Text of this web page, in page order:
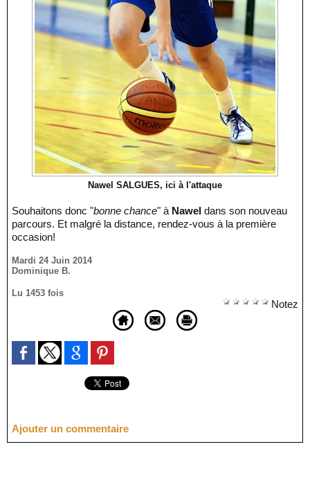
Nawel SALGUES, ici à l'attaque
Souhaitons donc "bonne chance" à Nawel dans son nouveau
parcours. Et malgré la distance, rendez-vous à la première
occasion!
Mardi 24 Juin 2014
Dominique B.
Lu 1453 fois
Notez
Ajouter un commentaire